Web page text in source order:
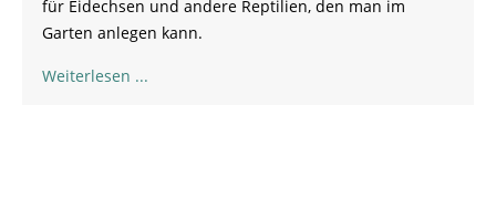
für Eidechsen und andere Reptilien, den man im
Garten anlegen kann.
Weiterlesen